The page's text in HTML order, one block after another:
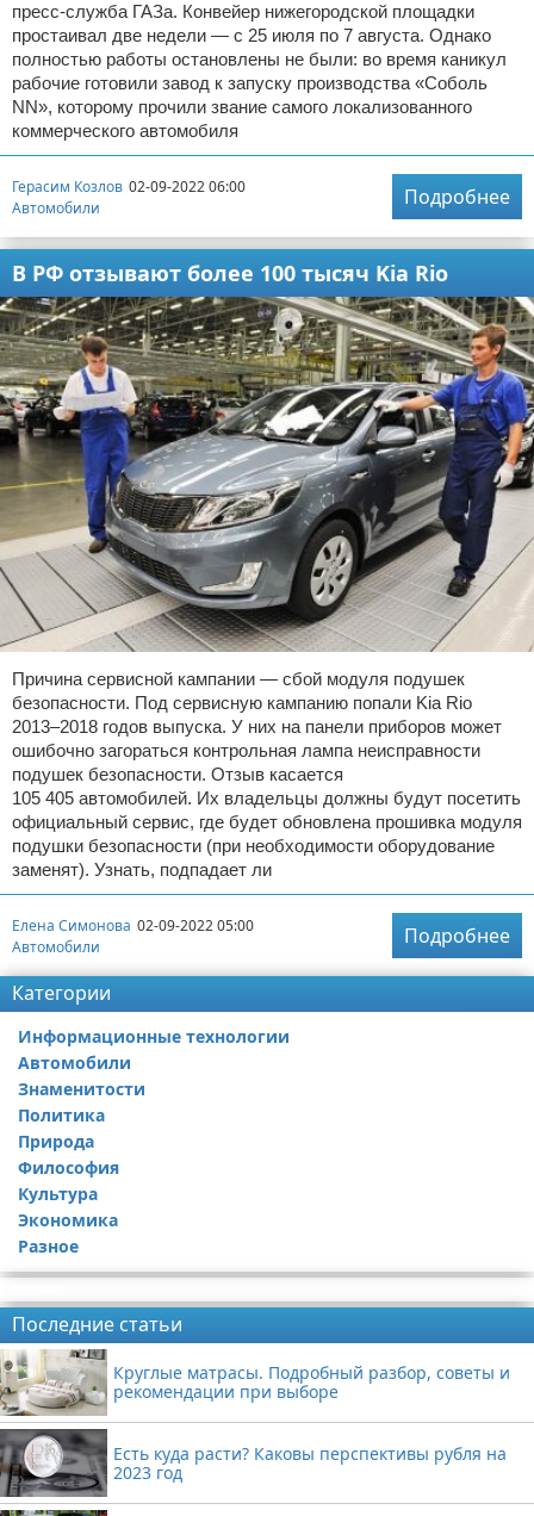
пресс-служба ГАЗа. Конвейер нижегородской площадки
простаивал две недели — с 25 июля по 7 августа. Однако
полностью работы остановлены не были: во время каникул
рабочие готовили завод к запуску производства «Соболь
NN», которому прочили звание самого локализованного
коммерческого автомобиля
Герасим Козлов 02-09-2022 06:00
Автомобили
Подробнее
В РФ отзывают более 100 тысяч Kia Rio
Причина сервисной кампании — сбой модуля подушек
безопасности. Под сервисную кампанию попали Kia Rio
2013–2018 годов выпуска. У них на панели приборов может
ошибочно загораться контрольная лампа неисправности
подушек безопасности. Отзыв касается
105 405 автомобилей. Их владельцы должны будут посетить
официальный сервис, где будет обновлена прошивка модуля
подушки безопасности (при необходимости оборудование
заменят). Узнать, подпадает ли
Елена Симонова 02-09-2022 05:00
Автомобили
Подробнее
Категории
Информационные технологии
Автомобили
Знаменитости
Политика
Природа
Философия
Культура
Экономика
Разное
Последние статьи
Круглые матрасы. Подробный разбор, советы и
рекомендации при выборе
Есть куда расти? Каковы перспективы рубля на
2023 год